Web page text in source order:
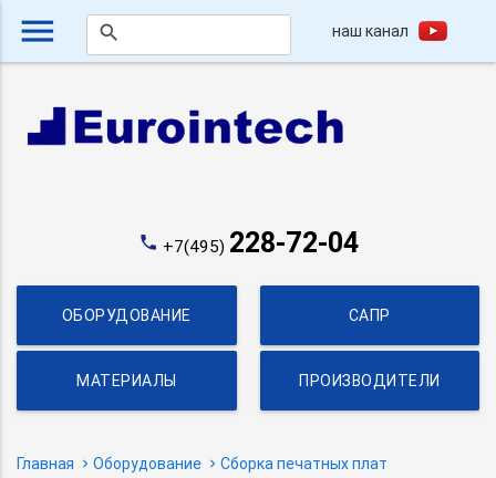
menu search наш канал
phone +7(495) 228-72-04
ОБОРУДОВАНИЕ САПР
МАТЕРИАЛЫ ПРОИЗВОДИТЕЛИ
Главная Оборудование Сборка печатных плат